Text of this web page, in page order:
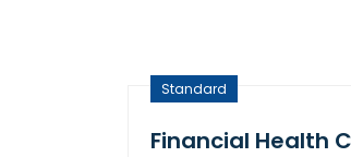
Standard
Financial Health